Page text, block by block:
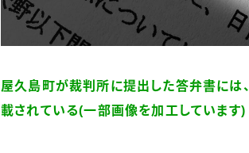
屋久島町が裁判所に提出した答弁書に
載されている(一部画像を加工しています)